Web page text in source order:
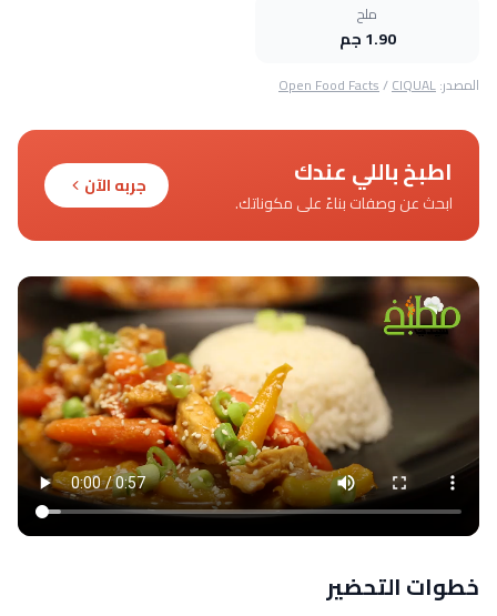
ملح
1.90 جم
المصدر: Open Food Facts/CIQUAL
اطبخ باللي عندك
ابحث عن وصفات بناءً على مكوناتك.
جربه الآن
خطوات التحضير